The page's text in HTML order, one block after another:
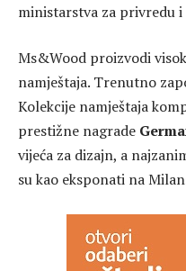
ministarstva za privredu i
Ms&Wood proizvodi
namještaja. Trenutno
Kolekcije namještaja
prestižne nagrade
vijeća za dizajn, a
su kao eksponati na